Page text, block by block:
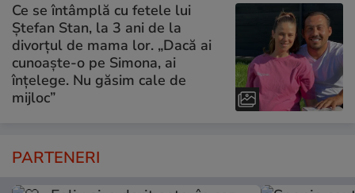
Ce se întâmplă cu fetele lui
Ștefan Stan, la 3 ani de la
divorțul de mama lor. „Dacă ai
cunoaște-o pe Simona, ai
înțelege. Nu găsim cale de
mijloc”
PARTENERI